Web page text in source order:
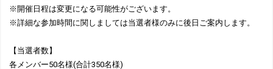
※開催日程は変更になる可能性がございます。
※詳細な参加時間に関しましては当選者様のみに後日ご案内します。
【当選者数】
各メンバー50名様(合計350名様)